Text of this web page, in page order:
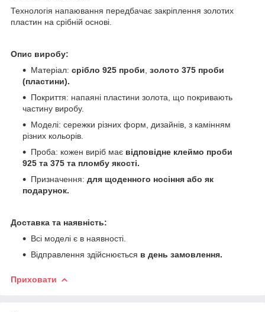
Технологія напаювання передбачає закріплення золотих
пластин на срібній основі.
Опис виробу:
Матеріал: срібло 925 проби золото 375 проби
(пластини).
Покриття: напаяні пластини золота, що покривають
частину виробу.
Моделі: сережки різних форм, дизайнів, з камінням
різних кольорів.
Проба: кожен виріб має відповідне клеймо проби
925 та 375 та пломбу якості.
Призначення: для щоденного носіння або як
подарунок.
Доставка та наявність:
Всі моделі є в наявності.
Відправлення здійснюється в день замовлення.
Приховати